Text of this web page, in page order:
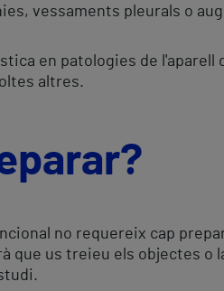
vessaments pleurals o
en patologies de
altres.
no requereix cap
que us treieu els objectes o